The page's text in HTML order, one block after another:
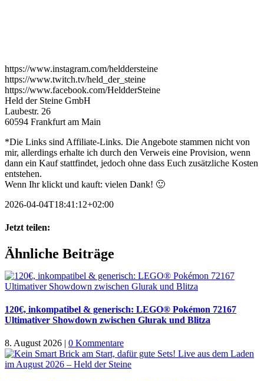
https://www.instagram.com/helddersteine
https://www.twitch.tv/held_der_steine
https://www.facebook.com/HeldderSteine
Held der Steine GmbH
Laubestr. 26
60594 Frankfurt am Main
*Die Links sind Affiliate-Links. Die Angebote stammen nicht von
mir, allerdings erhalte ich durch den Verweis eine Provision, wenn
dann ein Kauf stattfindet, jedoch ohne dass Euch zusätzliche Kosten
entstehen.
Wenn Ihr klickt und kauft: vielen Dank! 🙂
2026-04-04T18:41:12+02:00
Jetzt teilen:
Facebook
X
WhatsApp
Pinterest
E-
Mail
Ähnliche Beiträge
120€, inkompatibel & generisch: LEGO® Pokémon 72167
Ultimativer Showdown zwischen Glurak und Blitza
8. August 2026 | 0 Kommentare